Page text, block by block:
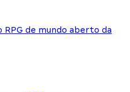
RPG de mundo aberto da